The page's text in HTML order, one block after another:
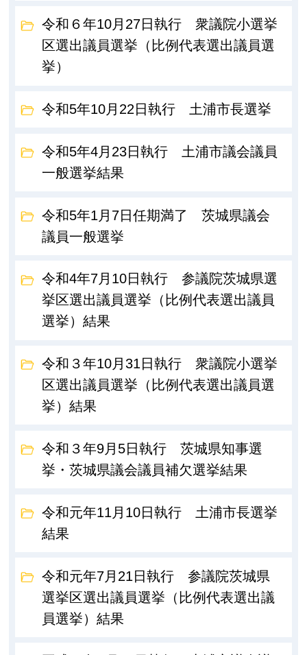
令和６年10月27日執行 衆議院小選挙
区選出議員選挙（比例代表選出議員選
挙）
令和5年10月22日執行 土浦市長選挙
令和5年4月23日執行 土浦市議会議員
一般選挙結果
令和5年1月7日任期満了 茨城県議会
議員一般選挙
令和4年7月10日執行 参議院茨城県選
挙区選出議員選挙（比例代表選出議員
選挙）結果
令和３年10月31日執行 衆議院小選挙
区選出議員選挙（比例代表選出議員選
挙）結果
令和３年9月5日執行 茨城県知事選
挙・茨城県議会議員補欠選挙結果
令和元年11月10日執行 土浦市長選挙
結果
令和元年7月21日執行 参議院茨城県
選挙区選出議員選挙（比例代表選出議
員選挙）結果